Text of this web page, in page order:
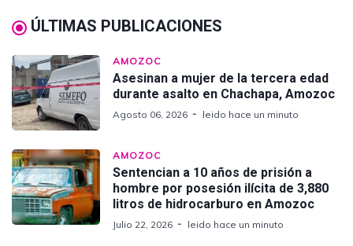
ÚLTIMAS PUBLICACIONES
AMOZOC
Asesinan a mujer de la tercera edad
durante asalto en Chachapa, Amozoc
Agosto 06, 2026 leido hace un minuto
AMOZOC
Sentencian a 10 años de prisión a
hombre por posesión ilícita de 3,880
litros de hidrocarburo en Amozoc
Julio 22, 2026 leido hace un minuto